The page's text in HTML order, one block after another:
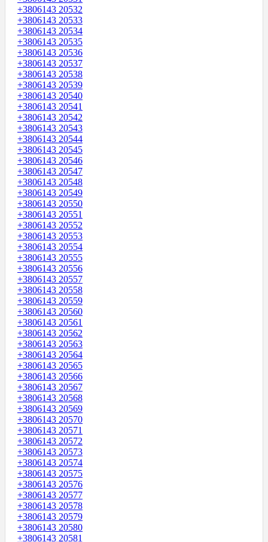
+3806143 20532
+3806143 20533
+3806143 20534
+3806143 20535
+3806143 20536
+3806143 20537
+3806143 20538
+3806143 20539
+3806143 20540
+3806143 20541
+3806143 20542
+3806143 20543
+3806143 20544
+3806143 20545
+3806143 20546
+3806143 20547
+3806143 20548
+3806143 20549
+3806143 20550
+3806143 20551
+3806143 20552
+3806143 20553
+3806143 20554
+3806143 20555
+3806143 20556
+3806143 20557
+3806143 20558
+3806143 20559
+3806143 20560
+3806143 20561
+3806143 20562
+3806143 20563
+3806143 20564
+3806143 20565
+3806143 20566
+3806143 20567
+3806143 20568
+3806143 20569
+3806143 20570
+3806143 20571
+3806143 20572
+3806143 20573
+3806143 20574
+3806143 20575
+3806143 20576
+3806143 20577
+3806143 20578
+3806143 20579
+3806143 20580
+3806143 20581